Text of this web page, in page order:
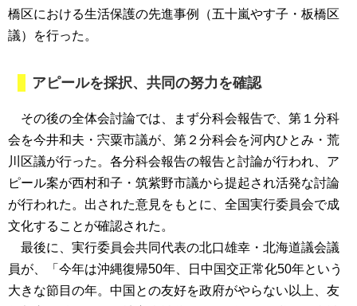
橋区における生活保護の先進事例（五十嵐やす子・板橋区
議）を行った。
アピールを採択、共同の努力を確認
その後の全体会討論では、まず分科会報告で、第１分科
会を今井和夫・宍粟市議が、第２分科会を河内ひとみ・荒
川区議が行った。各分科会報告の報告と討論が行われ、ア
ピール案が西村和子・筑紫野市議から提起され活発な討論
が行われた。出された意見をもとに、全国実行委員会で成
文化することが確認された。
最後に、実行委員会共同代表の北口雄幸・北海道議会議
員が、「今年は沖縄復帰50年、日中国交正常化50年という
大きな節目の年。中国との友好を政府がやらない以上、友